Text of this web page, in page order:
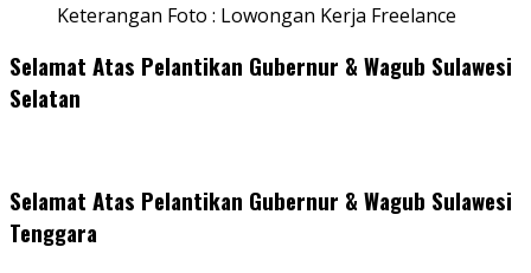
Keterangan Foto : Lowongan Kerja Freelance
Selamat Atas Pelantikan Gubernur & Wagub Sulawesi
Selatan
Selamat Atas Pelantikan Gubernur & Wagub Sulawesi
Tenggara